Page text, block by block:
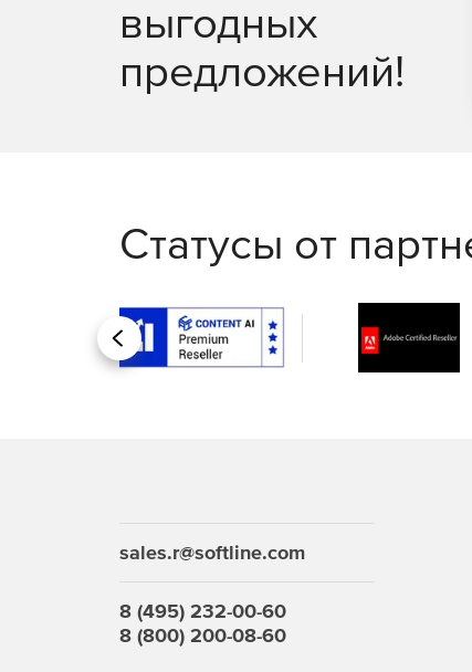
Настройка режимов отображения и
Информация о новом документе, в том
метаданных, добавляемых в поля
выгодных
предложений!
Статусы от
Назад
sales.r@softline.com
8 (495) 232-00-60
8 (800) 200-08-60